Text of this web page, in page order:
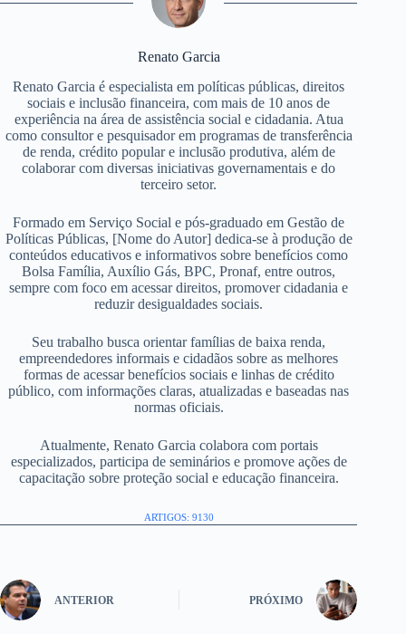
Renato Garcia
Renato Garcia é especialista em políticas públicas, direitos
sociais e inclusão financeira, com mais de 10 anos de
experiência na área de assistência social e cidadania. Atua
como consultor e pesquisador em programas de transferência
de renda, crédito popular e inclusão produtiva, além de
colaborar com diversas iniciativas governamentais e do
terceiro setor.
Formado em Serviço Social e pós-graduado em Gestão de
Políticas Públicas, [Nome do Autor] dedica-se à produção de
conteúdos educativos e informativos sobre benefícios como
Bolsa Família, Auxílio Gás, BPC, Pronaf, entre outros,
sempre com foco em acessar direitos, promover cidadania e
reduzir desigualdades sociais.
Seu trabalho busca orientar famílias de baixa renda,
empreendedores informais e cidadãos sobre as melhores
formas de acessar benefícios sociais e linhas de crédito
público, com informações claras, atualizadas e baseadas nas
normas oficiais.
Atualmente, Renato Garcia colabora com portais
especializados, participa de seminários e promove ações de
capacitação sobre proteção social e educação financeira.
ARTIGOS: 9130
ANTERIOR PRÓXIMO